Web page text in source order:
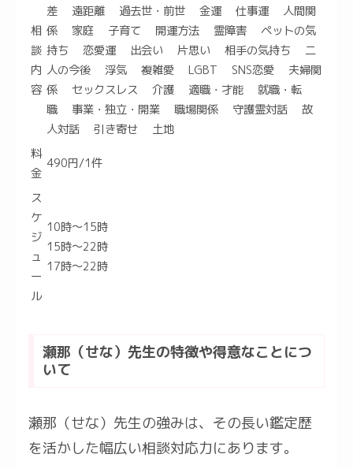
相
談
内
容
差 遠距離 過去世・前世 金運 仕事運 人間関
係 家庭 子育て 開運方法 霊障害 ペットの気
持ち 恋愛運 出会い 片思い 相手の気持ち 二
人の今後 浮気 複雑愛 LGBT SNS恋愛 夫婦関
係 セックスレス 介護 適職・才能 就職・転
職 事業・独立・開業 職場関係 守護霊対話 故
人対話 引き寄せ 土地
料
金
490円/1件
ス
ケ
ジ
ュ
ー
ル
10時～15時
15時～22時
17時～22時
瀬那（せな）先生の特徴や得意なことにつ
いて
瀬那（せな）先生の強みは、その長い鑑定歴
を活かした幅広い相談対応力にあります。